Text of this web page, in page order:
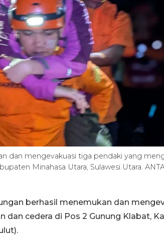
dan mengevakuasi tiga pendaki yang
Minahasa Utara, Sulawesi Utara.
berhasil menemukan dan
dan cedera di Pos 2 Gunung Klabat,